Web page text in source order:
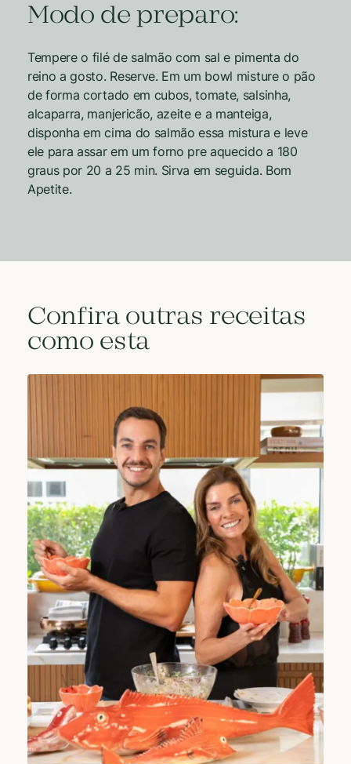
Modo de preparo:
Tempere o filé de salmão com sal e pimenta do
reino a gosto. Reserve. Em um bowl misture o pão
de forma cortado em cubos, tomate, salsinha,
alcaparra, manjericão, azeite e a manteiga,
disponha em cima do salmão essa mistura e leve
ele para assar em um forno pre aquecido a 180
graus por 20 a 25 min. Sirva em seguida. Bom
Apetite.
Confira outras receitas
como esta